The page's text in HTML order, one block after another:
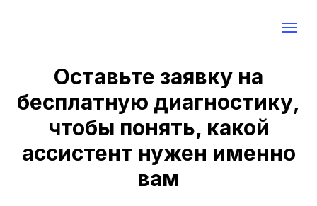
Оставьте заявку на
бесплатную диагностику,
чтобы понять, какой
ассистент нужен именно
вам